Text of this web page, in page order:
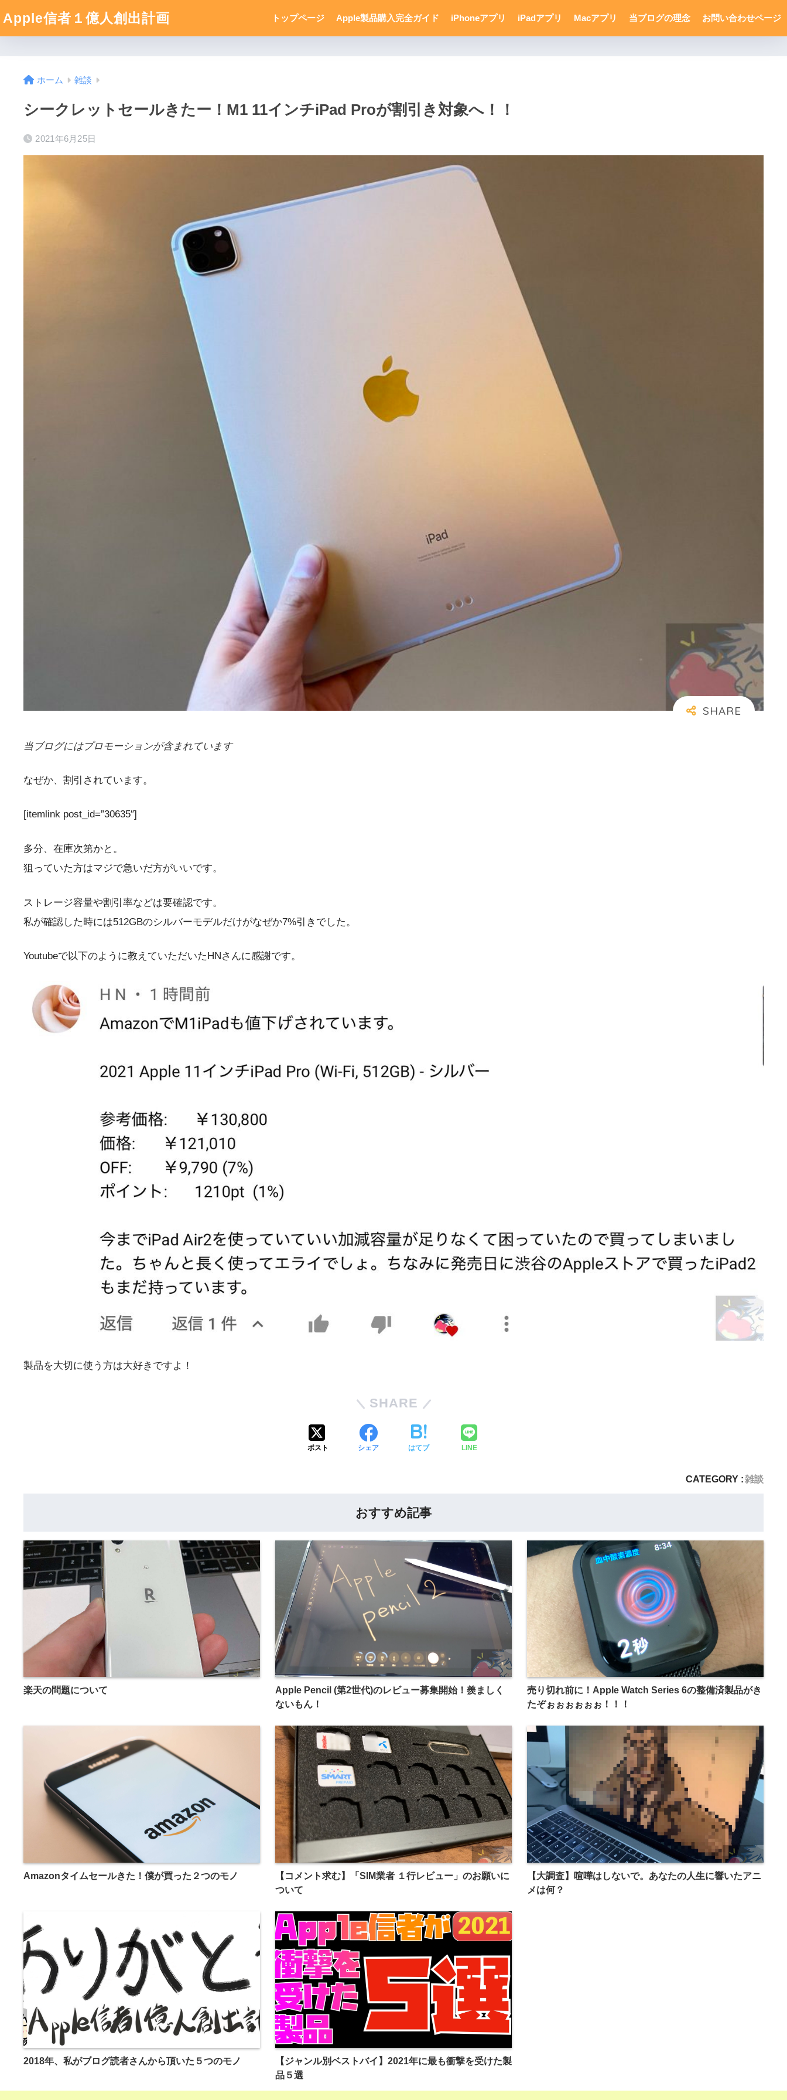
Apple信者１億人創出計画 トップページ Apple製品購入完全ガイド iPhoneアプリ iPadアプリ Macアプリ 当ブログの理念 お問い合わせページ
ホーム 雑談
シークレットセールきたー！M1 11インチiPad Proが割引き対象へ！！
2021年6月25日
当ブログにはプロモーションが含まれています
なぜか、割引されています。
[itemlink post_id=”30635″]
多分、在庫次第かと。
狙っていた方はマジで急いだ方がいいです。
ストレージ容量や割引率などは要確認です。
私が確認した時には512GBのシルバーモデルだけがなぜか7%引きでした。
Youtubeで以下のように教えていただいたHNさんに感謝です。
製品を大切に使う方は大好きですよ！
SHARE
ポスト シェア はてブ LINE
CATEGORY :雑談
おすすめ記事
楽天の問題について
Apple Pencil (第2世代)のレビュー募集開始！羨ましく
ないもん！
売り切れ前に！Apple Watch Series 6の整備済製品がき
たぞぉぉぉぉぉぉ！！！
Amazonタイムセールきた！僕が買った２つのモノ
【コメント求む】「SIM業者 １行レビュー」のお願いに
ついて
【大調査】喧嘩はしないで。あなたの人生に響いたアニ
メは何？
2018年、私がブログ読者さんから頂いた５つのモノ
【ジャンル別ベストバイ】2021年に最も衝撃を受けた製
品５選